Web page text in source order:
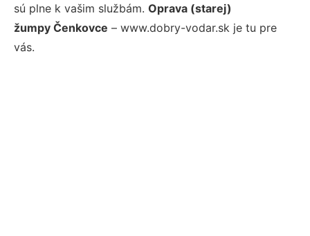
sú plne k vašim službám. Oprava (starej)
žumpy Čenkovce – www.dobry-vodar.sk je tu pre
vás.